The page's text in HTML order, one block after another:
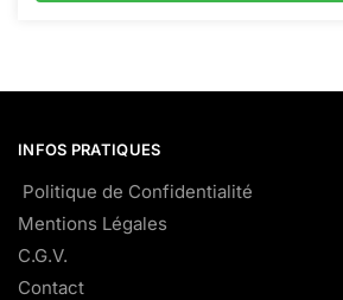
INFOS PRATIQUES
Politique de Confidentialité
Mentions Légales
C.G.V.
Contact